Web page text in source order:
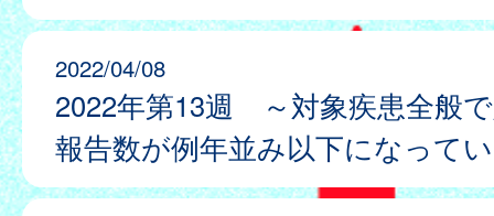
2022/04/08
2022年第13週 ～対象疾患全般
報告数が例年並み以下になって